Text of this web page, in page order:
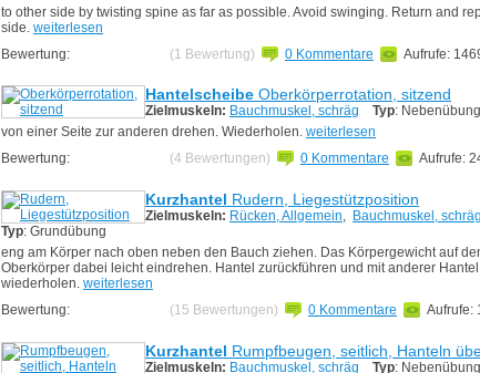
to other side by twisting spine as far as possible. Avoid swinging. Return and
side. weiterlesen
Bewertung:
(1 Bewertung) 0 Kommentare Aufrufe:
Hantelscheibe Oberkörperrotation, sitzend
Zielmuskeln: Bauchmuskel, schräg Typ: Nebenübung
von einer Seite zur anderen drehen. Wiederholen. weiterlesen
Bewertung:
(4 Bewertungen) 0 Kommentare Aufrufe:
Kurzhantel Rudern, Liegestützposition
Zielmuskeln: Rücken, Allgemein, Bauchmuskel, schräg
Typ: Grundübung
eng am Körper nach oben neben den Bauch ziehen. Das Körpergewicht auf
Oberkörper dabei leicht eindrehen. Hantel zurückführen und mit anderer
wiederholen. weiterlesen
Bewertung:
(15 Bewertungen) 0 Kommentare Aufrufe:
Kurzhantel Rumpfbeugen, seitlich, Hanteln
Zielmuskeln: Bauchmuskel, schräg Typ: Nebenübung